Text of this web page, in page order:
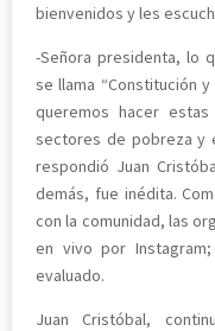
bienvenidos y les
-Señora presidenta, lo
se llama “Constitución
queremos hacer
sectores de pobreza y
respondió Juan
demás, fue inédita.
con la comunidad, las
en vivo por
evaluado.
Juan Cristóbal,